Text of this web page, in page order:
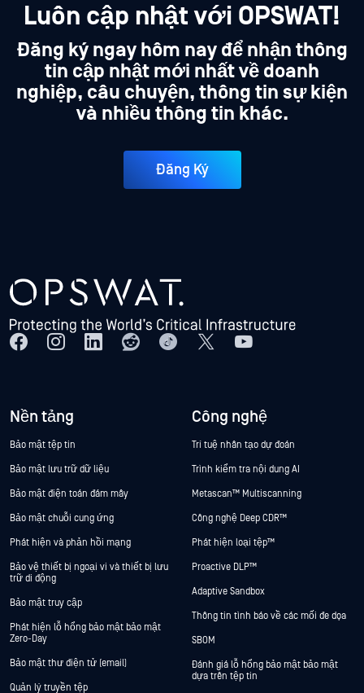
Luôn cập nhật với OPSWAT!
Đăng ký ngay hôm nay để nhận thông
tin cập nhật mới nhất về doanh
nghiệp, câu chuyện, thông tin sự kiện
và nhiều thông tin khác.
Đăng Ký
Nền tảng
Bảo mật tệp tin
Bảo mật lưu trữ dữ liệu
Bảo mật điện toán đám mây
Bảo mật chuỗi cung ứng
Phát hiện và phản hồi mạng
Bảo vệ thiết bị ngoại vi và thiết bị lưu
trữ di động
Bảo mật truy cập
Phát hiện lỗ hổng bảo mật bảo mật
Zero-Day
Bảo mật thư điện tử (email)
Quản lý truyền tệp
Công nghệ
Trí tuệ nhân tạo dự đoán
Trình kiểm tra nội dung AI
Metascan™ Multiscanning
Công nghệ Deep CDR™
Phát hiện loại tệp™
Proactive DLP™
Adaptive Sandbox
Thông tin tình báo về các mối đe dọa
SBOM
Đánh giá lỗ hổng bảo mật bảo mật
dựa trên tệp tin